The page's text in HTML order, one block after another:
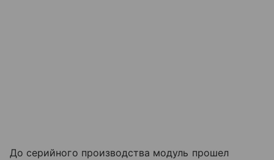
До серийного производства модуль прошел